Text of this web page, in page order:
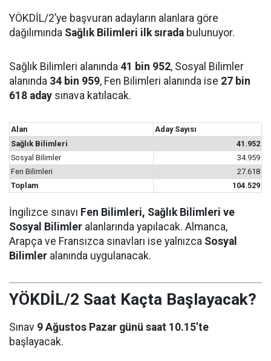
YÖKDİL/2’ye başvuran adayların alanlara göre
dağılımında Sağlık Bilimleri ilk sırada bulunuyor.
Sağlık Bilimleri alanında 41 bin 952, Sosyal Bilimler
alanında 34 bin 959, Fen Bilimleri alanında ise 27 bin
618 aday sınava katılacak.
Alan
Aday Sayısı
Sağlık Bilimleri
41.952
Sosyal Bilimler
34.959
Fen Bilimleri
27.618
Toplam
104.529
İngilizce sınavı Fen Bilimleri, Sağlık Bilimleri ve
Sosyal Bilimler alanlarında yapılacak. Almanca,
Arapça ve Fransızca sınavları ise yalnızca Sosyal
Bilimler alanında uygulanacak.
YÖKDİL/2 Saat Kaçta Başlayacak?
Sınav 9 Ağustos Pazar günü saat 10.15’te
başlayacak.